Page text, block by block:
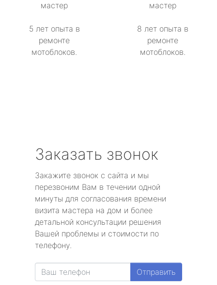
мастер
5 лет опыта в
ремонте
мотоблоков.
мастер
8 лет опыта в
ремонте
мотоблоков.
Заказать звонок
Закажите звонок с сайта и мы
перезвоним Вам в течении одной
минуты для согласования времени
визита мастера на дом и более
детальной консультации решения
Вашей проблемы и стоимости по
телефону.
Отправить